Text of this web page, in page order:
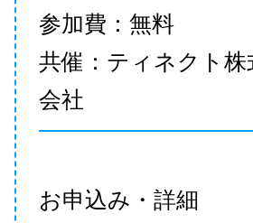
参加費：無料
共催：ティネクト
会社
お申込み・詳細